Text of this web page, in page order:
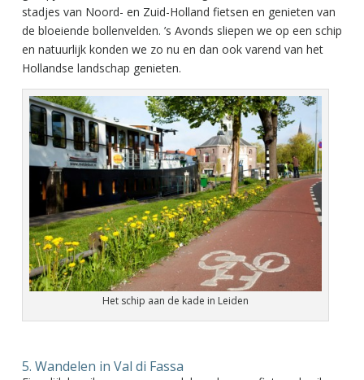
stadjes van Noord- en Zuid-Holland fietsen en genieten van
de bloeiende bollenvelden. ’s Avonds sliepen we op een schip
en natuurlijk konden we zo nu en dan ook varend van het
Hollandse landschap genieten.
Het schip aan de kade in Leiden
5. Wandelen in Val di Fassa